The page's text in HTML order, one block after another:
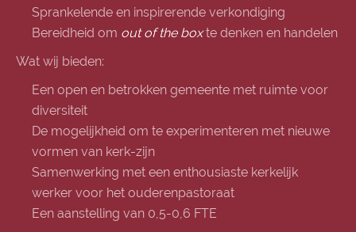
Sprankelende en inspirerende verkondiging
Bereidheid om out of the boxte denken en handelen
Wat wij bieden:
Een open en betrokken gemeente met ruimte voor
diversiteit
De mogelijkheid om te experimenteren met nieuwe
vormen van kerk-zijn
Samenwerking met een enthousiaste kerkelijk
werker voor het ouderenpastoraat
Een aanstelling van 0,5-0,6 FTE